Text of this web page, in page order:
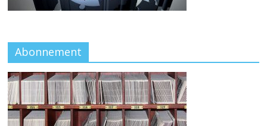
Abonnement